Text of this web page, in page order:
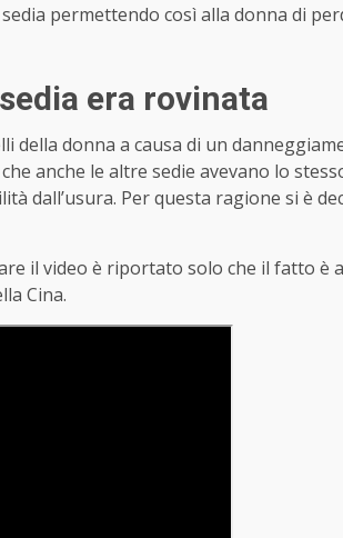
permettendo così alla donna di
era rovinata
della donna a causa di un
anche le altre sedie avevano lo
dall’usura. Per questa ragione si è
il video è riportato solo che il fatto è
Cina.